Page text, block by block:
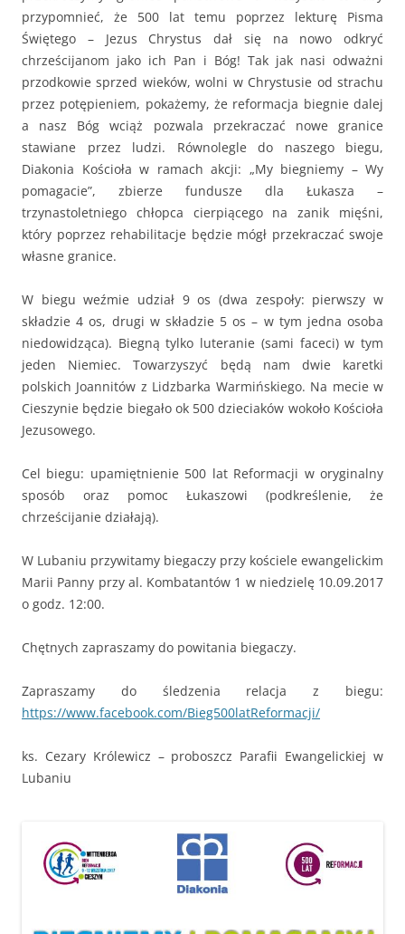
przypomnieć, że 500 lat temu poprzez lekturę Pisma
Świętego – Jezus Chrystus dał się na nowo odkryć
chrześcijanom jako ich Pan i Bóg! Tak jak nasi odważni
przodkowie sprzed wieków, wolni w Chrystusie od strachu
przez potępieniem, pokażemy, że reformacja biegnie dalej
a nasz Bóg wciąż pozwala przekraczać nowe granice
stawiane przez ludzi. Równolegle do naszego biegu,
Diakonia Kościoła w ramach akcji: „My biegniemy – Wy
pomagacie”, zbierze fundusze dla Łukasza –
trzynastoletniego chłopca cierpiącego na zanik mięśni,
który poprzez rehabilitacje będzie mógł przekraczać swoje
własne granice.
W biegu weźmie udział 9 os (dwa zespoły: pierwszy w
składzie 4 os, drugi w składzie 5 os – w tym jedna osoba
niedowidząca). Biegną tylko luteranie (sami faceci) w tym
jeden Niemiec. Towarzyszyć będą nam dwie karetki
polskich Joannitów z Lidzbarka Warmińskiego. Na mecie w
Cieszynie będzie biegało ok 500 dzieciaków wokoło Kościoła
Jezusowego.
Cel biegu: upamiętnienie 500 lat Reformacji w oryginalny
sposób oraz pomoc Łukaszowi (podkreślenie, że
chrześcijanie działają).
W Lubaniu przywitamy biegaczy przy kościele ewangelickim
Marii Panny przy al. Kombatantów 1 w niedzielę 10.09.2017
o godz. 12:00.
Chętnych zapraszamy do powitania biegaczy.
Zapraszamy do śledzenia relacja z biegu:
https://www.facebook.com/Bieg500latReformacji/
ks. Cezary Królewicz – proboszcz Parafii Ewangelickiej w
Lubaniu